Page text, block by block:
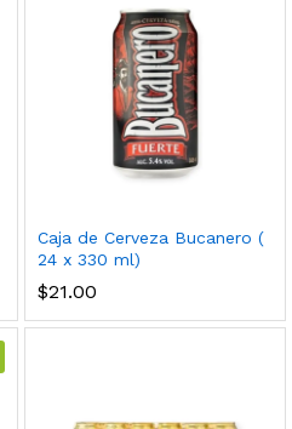
Caja de Cerveza Bucanero (
24 x 330 ml)
$21.00